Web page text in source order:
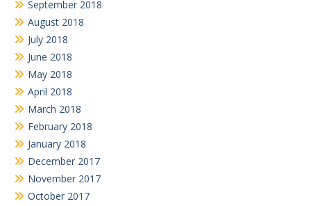
September 2018
August 2018
July 2018
June 2018
May 2018
April 2018
March 2018
February 2018
January 2018
December 2017
November 2017
October 2017